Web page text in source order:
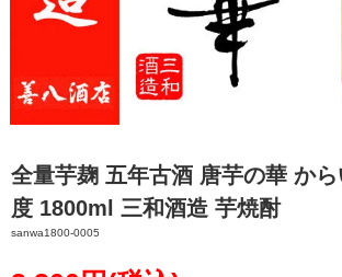
全量芋麹 五年古酒 唐芋の華 か
度 1800ml 三和酒造 芋焼酎
sanwa1800-0005